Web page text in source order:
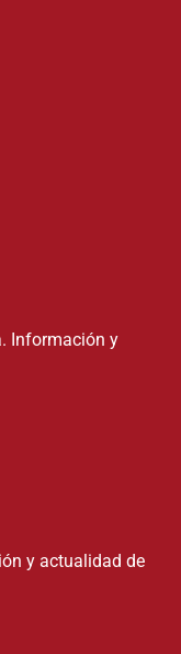
Información y
y actualidad de